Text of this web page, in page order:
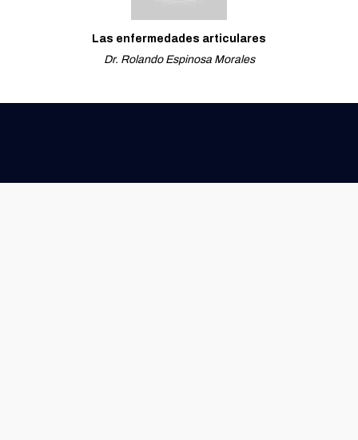
Las enfermedades articulares
Dr. Rolando Espinosa Morales